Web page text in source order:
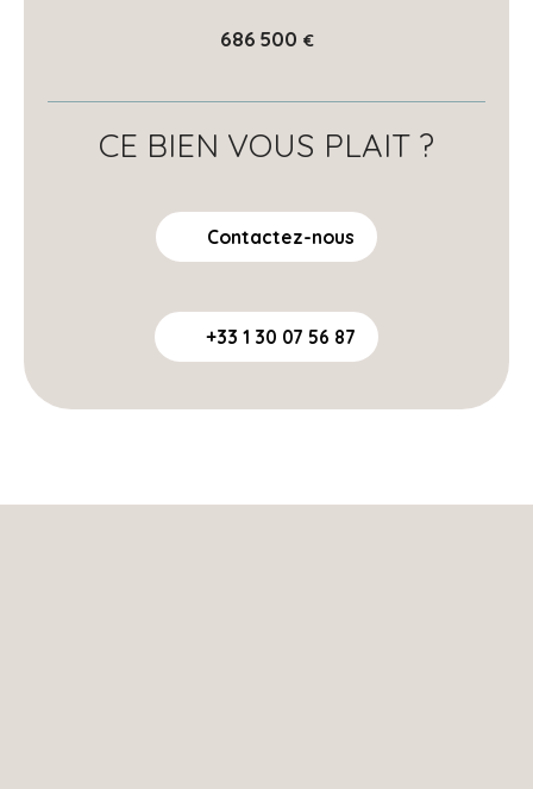
686 500 €
CE BIEN VOUS PLAIT ?
Contactez-nous
+33 1 30 07 56 87